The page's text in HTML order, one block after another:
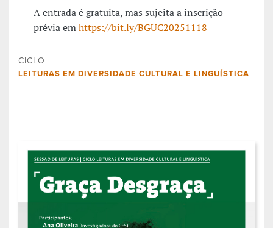
A entrada é gratuita, mas sujeita a inscrição
prévia emhttps://bit.ly/BGUC20251118
CICLO
LEITURAS EM DIVERSIDADE CULTURAL E LINGUÍSTICA